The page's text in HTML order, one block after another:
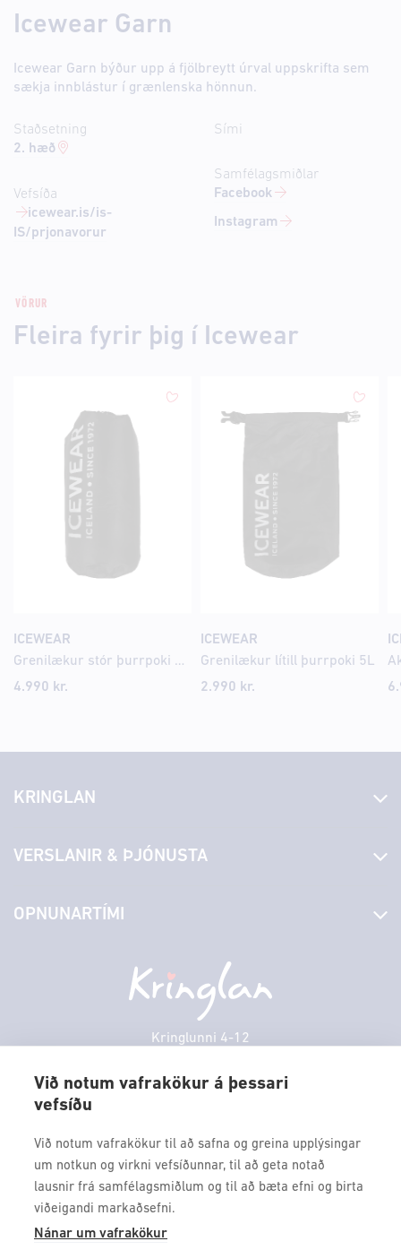
Við notum vafrakökur á þessari
vefsíðu
Við notum vafrakökur til að safna og greina upplýsingar
um notkun og virkni vefsíðunnar, til að geta notað
lausnir frá samfélagsmiðlum og til að bæta efni og birta
viðeigandi markaðsefni.
Nánar um vafrakökur
Icewear Garn
Icewear Garn býður upp á fjölbreytt úrval uppskrifta sem
sækja innblástur í grænlenska hönnun.
Staðsetning
2. hæð
Vefsíða
icewear.is/is-
IS/prjonavorur
Sími
Samfélagsmiðlar
Facebook
Instagram
VÖRUR
Fleira fyrir þig í Icewear
ICEWEAR
Grenilækur stór þurrpoki 20L
4.990 kr.
ICEWEAR
Grenilækur lítill þurrpoki 5L
2.990 kr.
Kringlunni 4-12
kringlan@kringlan.is
KRINGLAN
Laus störf
Hafðu samband
Persónuverndarstefna
VERSLANIR & ÞJÓNUSTA
Borgarbókasafn
Borgarleikhúsið
Ævintýraland
OPNUNARTÍMI
Miðvikudagur
VERTU MEÐ
Fáðu forskot á dagskrána okkar og sértilboð með því að skrá